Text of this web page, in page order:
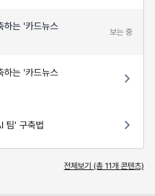
하는 '카드뉴스
보는 중
하는 '카드뉴스
팀' 구축법
전체보기 (총 11개 콘텐츠)